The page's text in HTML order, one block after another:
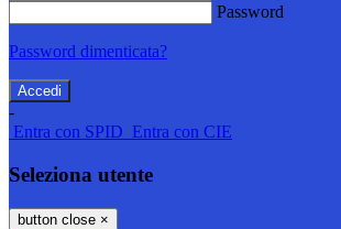
Password
Password dimenticata?
-
Entra con SPID Entra con CIE
Seleziona utente
button close ×